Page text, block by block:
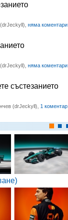
няма коментари
няма коментари
състезанието
(drJeckyll), 1 коментар